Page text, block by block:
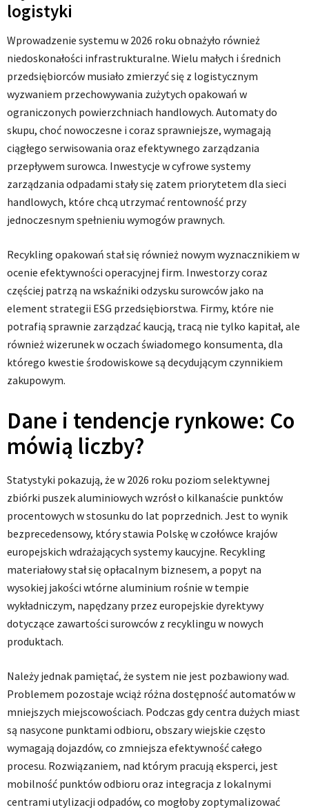
logistyki
Wprowadzenie systemu w 2026 roku obnażyło również
niedoskonałości infrastrukturalne. Wielu małych i średnich
przedsiębiorców musiało zmierzyć się z logistycznym
wyzwaniem przechowywania zużytych opakowań w
ograniczonych powierzchniach handlowych. Automaty do
skupu, choć nowoczesne i coraz sprawniejsze, wymagają
ciągłego serwisowania oraz efektywnego zarządzania
przepływem surowca. Inwestycje w cyfrowe systemy
zarządzania odpadami stały się zatem priorytetem dla sieci
handlowych, które chcą utrzymać rentowność przy
jednoczesnym spełnieniu wymogów prawnych.
Recykling opakowań stał się również nowym wyznacznikiem w
ocenie efektywności operacyjnej firm. Inwestorzy coraz
częściej patrzą na wskaźniki odzysku surowców jako na
element strategii ESG przedsiębiorstwa. Firmy, które nie
potrafią sprawnie zarządzać kaucją, tracą nie tylko kapitał, ale
również wizerunek w oczach świadomego konsumenta, dla
którego kwestie środowiskowe są decydującym czynnikiem
zakupowym.
Dane i tendencje rynkowe: Co
mówią liczby?
Statystyki pokazują, że w 2026 roku poziom selektywnej
zbiórki puszek aluminiowych wzrósł o kilkanaście punktów
procentowych w stosunku do lat poprzednich. Jest to wynik
bezprecedensowy, który stawia Polskę w czołówce krajów
europejskich wdrażających systemy kaucyjne. Recykling
materiałowy stał się opłacalnym biznesem, a popyt na
wysokiej jakości wtórne aluminium rośnie w tempie
wykładniczym, napędzany przez europejskie dyrektywy
dotyczące zawartości surowców z recyklingu w nowych
produktach.
Należy jednak pamiętać, że system nie jest pozbawiony wad.
Problemem pozostaje wciąż różna dostępność automatów w
mniejszych miejscowościach. Podczas gdy centra dużych miast
są nasycone punktami odbioru, obszary wiejskie często
wymagają dojazdów, co zmniejsza efektywność całego
procesu. Rozwiązaniem, nad którym pracują eksperci, jest
mobilność punktów odbioru oraz integracja z lokalnymi
centrami utylizacji odpadów, co mogłoby zoptymalizować